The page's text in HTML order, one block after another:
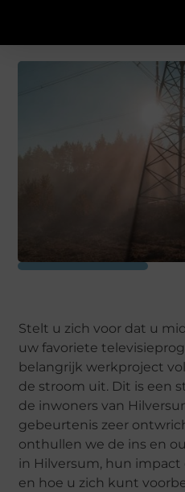
Stelt u zich voor dat u
uw favoriete
belangrijk werkproject
de stroom uit. Dit is een
de inwoners van
gebeurtenis zeer
onthullen we de ins en
in Hilversum, hun
en hoe u zich kunt